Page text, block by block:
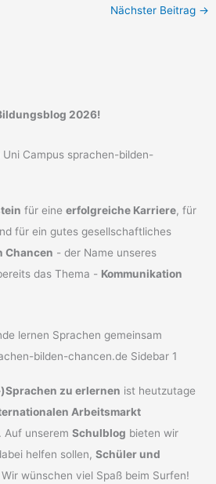
Nächster Beitrag →
2026!
für eineerfolgreiche Karriere, für
für ein gutes gesellschaftliches
Chancen - der Name unseres
das Thema - Kommunikation
zu erlernen ist heutzutage
Arbeitsmarkt
Auf unseremSchulblog bieten wir
helfen sollen,Schüler und
Wir wünschen viel Spaß beim Surfen!